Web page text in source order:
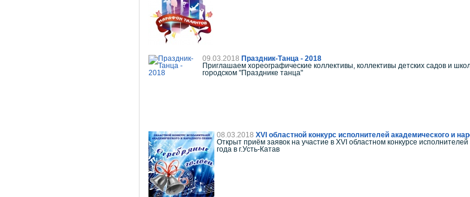
09.03.2018 Праздник-Танца - 2018
Приглашаем хореографические коллективы, коллективы детских садов и
городском "Празднике танца"
08.03.2018 XVI областной конкурс исполнителей академического и
Открыт приём заявок на участие в XVI областном конкурсе
года в г.Усть-Катав